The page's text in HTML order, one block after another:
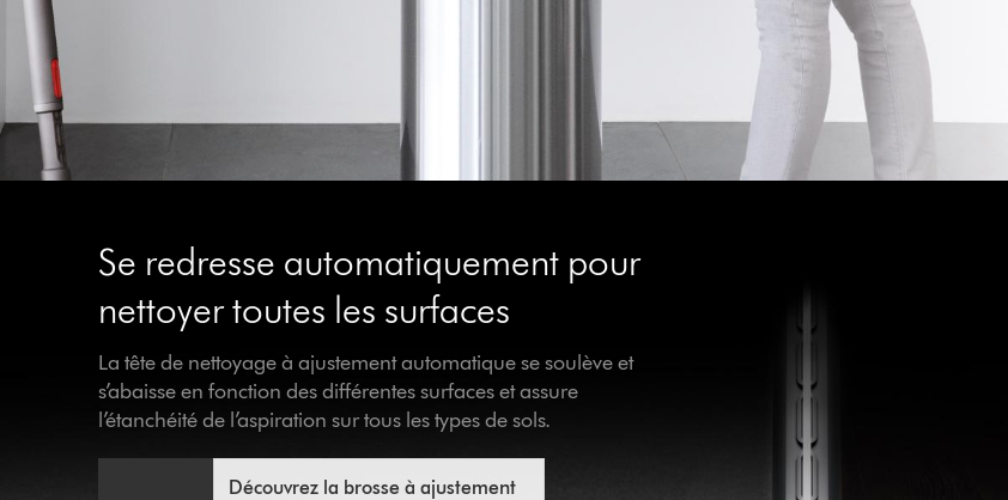
Se redresse automatiquement pour
nettoyer toutes les surfaces
La tête de nettoyage à ajustement automatique se soulève et
s’abaisse en fonction des différentes surfaces et assure
l’étanchéité de l’aspiration sur tous les types de sols.
Découvrez la brosse à ajustement